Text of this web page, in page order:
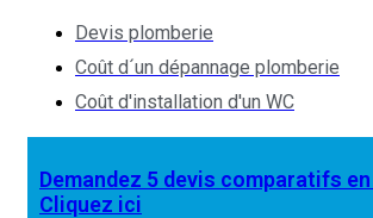
Devis plomberie
Coût d´un dépannage plomberie
Coût d'installation d'un WC
Demandez 5 devis comparatifs
Cliquez ici